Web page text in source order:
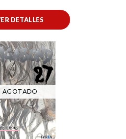
DETALLES
AGOTADO